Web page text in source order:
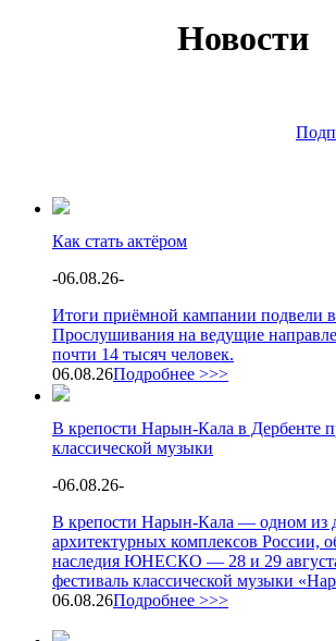
Новости
Как стать актёром
-06.08.26-
Итоги приёмной кампании подвели
Прослушивания на ведущие
почти 14 тысяч человек.
06.08.26Подробнее >>>
В крепости Нарын-Кала в Дербенте
классической музыки
-06.08.26-
В крепости Нарын-Кала — одном из
архитектурных комплексов России,
наследия ЮНЕСКО — 28 и 29
фестиваль классической музыки
06.08.26Подробнее >>>